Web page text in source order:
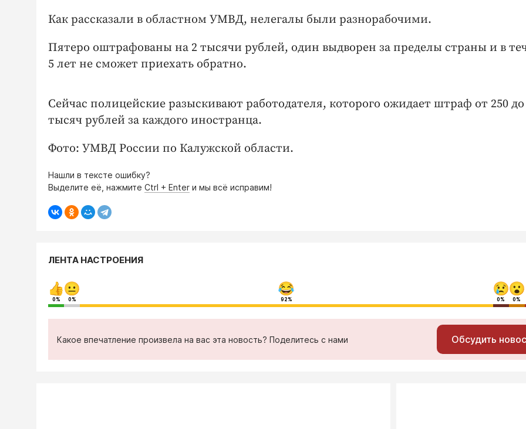
Как рассказали в областном УМВД, нелегалы были разнорабочими.
Пятеро оштрафованы на 2 тысячи рублей, один выдворен за пределы страны и в
5 лет не сможет приехать обратно.
Сейчас полицейские разыскивают работодателя, которого ожидает штраф от 250 до
тысяч рублей за каждого иностранца.
Фото: УМВД России по Калужской области.
Нашли в тексте ошибку?
Выделите её, нажмите Ctrl + Enter и мы всё исправим!
ЛЕНТА НАСТРОЕНИЯ
0% 0% 92% 0% 0%
Какое впечатление произвела на вас эта новость? Поделитесь с нами Обсудить